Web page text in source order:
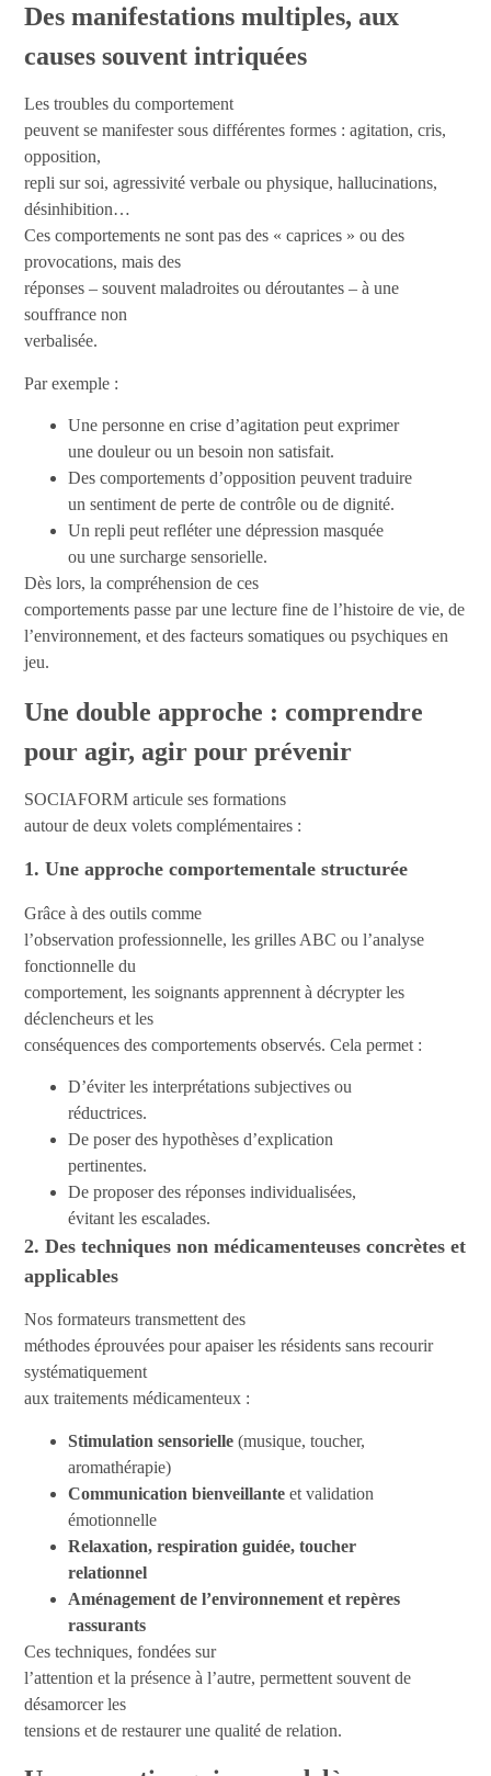
Des manifestations multiples, aux
causes souvent intriquées
Les troubles du comportement
peuvent se manifester sous différentes formes : agitation, cris,
opposition,
repli sur soi, agressivité verbale ou physique, hallucinations,
désinhibition…
Ces comportements ne sont pas des « caprices » ou des
provocations, mais des
réponses – souvent maladroites ou déroutantes – à une
souffrance non
verbalisée.
Par exemple :
Une personne en crise d’agitation peut exprimer
une douleur ou un besoin non satisfait.
Des comportements d’opposition peuvent traduire
un sentiment de perte de contrôle ou de dignité.
Un repli peut refléter une dépression masquée
ou une surcharge sensorielle.
Dès lors, la compréhension de ces
comportements passe par une lecture fine de l’histoire de vie, de
l’environnement, et des facteurs somatiques ou psychiques en
jeu.
Une double approche : comprendre
pour agir, agir pour prévenir
SOCIAFORM articule ses formations
autour de deux volets complémentaires :
1. Une approche comportementale structurée
Grâce à des outils comme
l’observation professionnelle, les grilles ABC ou l’analyse
fonctionnelle du
comportement, les soignants apprennent à décrypter les
déclencheurs et les
conséquences des comportements observés. Cela permet :
D’éviter les interprétations subjectives ou
réductrices.
De poser des hypothèses d’explication
pertinentes.
De proposer des réponses individualisées,
évitant les escalades.
2. Des techniques non médicamenteuses concrètes et
applicables
Nos formateurs transmettent des
méthodes éprouvées pour apaiser les résidents sans recourir
systématiquement
aux traitements médicamenteux :
Stimulation sensorielle (musique, toucher,
aromathérapie)
Communication bienveillante et validation
émotionnelle
Relaxation, respiration guidée, toucher
relationnel
Aménagement de l’environnement et repères
rassurants
Ces techniques, fondées sur
l’attention et la présence à l’autre, permettent souvent de
désamorcer les
tensions et de restaurer une qualité de relation.